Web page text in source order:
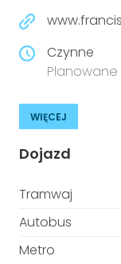
Czynne
Planowane
WIĘCEJ
Dojazd
Tramwaj
Autobus
Metro